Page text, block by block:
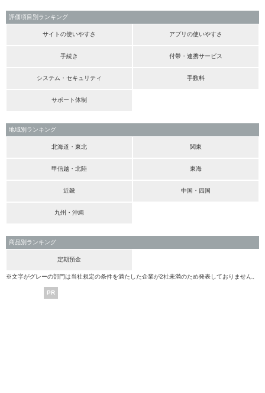
評価項目別ランキング
サイトの使いやすさ アプリの使いやすさ
手続き 付帯・連携サービス
システム・セキュリティ 手数料
サポート体制
地域別ランキング
北海道・東北 関東
甲信越・北陸 東海
近畿 中国・四国
九州・沖縄
商品別ランキング
定期預金
※文字がグレーの部門は当社規定の条件を満たした企業が2社未満のため発表しておりません。
PR